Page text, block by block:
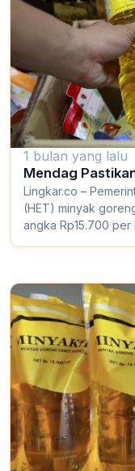
1 bulan yang lalu
Mendag
Lingkar.co –
(HET) minyak
angka Rp15.700 per